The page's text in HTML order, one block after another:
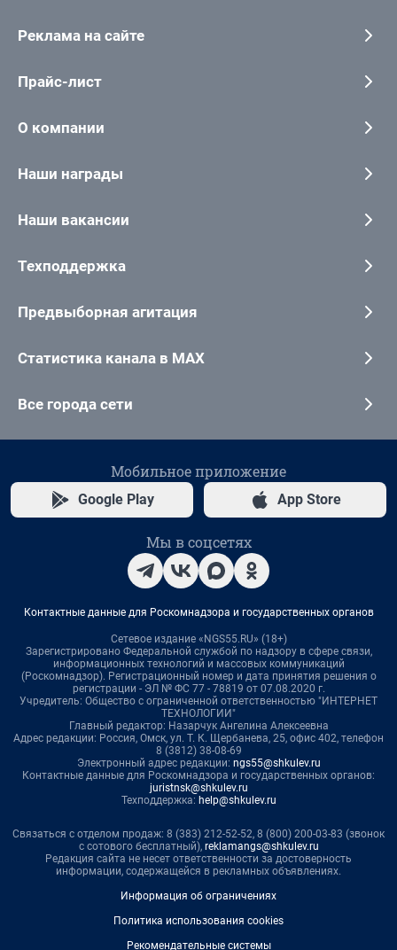
Реклама на сайте
Прайс-лист
О компании
Наши награды
Наши вакансии
Техподдержка
Предвыборная агитация
Статистика канала в MAX
Все города сети
Мобильное приложение
Google Play App Store
Мы в соцсетях
Контактные данные для Роскомнадзора и государственных органов
Сетевое издание «NGS55.RU» (18+)
Зарегистрировано Федеральной службой по надзору в сфере связи,
информационных технологий и массовых коммуникаций
(Роскомнадзор). Регистрационный номер и дата принятия решения о
регистрации - ЭЛ № ФС 77 - 78819 от 07.08.2020 г.
Учредитель: Общество с ограниченной ответственностью "ИНТЕРНЕТ
ТЕХНОЛОГИИ"
Главный редактор: Назарчук Ангелина Алексеевна
Адрес редакции: Россия, Омск, ул. Т. К. Щербанева, 25, офис 402, телефон
8 (3812) 38-08-69
Электронный адрес редакции: ngs55@shkulev.ru
Контактные данные для Роскомнадзора и государственных органов:
juristnsk@shkulev.ru
Техподдержка: help@shkulev.ru
Связаться с отделом продаж: 8 (383) 212-52-52, 8 (800) 200-03-83 (звонок
с сотового бесплатный), reklamangs@shkulev.ru
Редакция сайта не несет ответственности за достоверность
информации, содержащейся в рекламных объявлениях.
Информация об ограничениях
Политика использования cookies
Рекомендательные системы